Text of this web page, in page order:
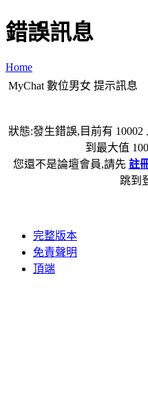
錯誤訊息
Home
MyChat 數位男女 提示訊息
狀態:發生錯誤,目前有
到最大值
您還不是論壇會員,請先 註
跳到
完整版本
免責聲明
頂端